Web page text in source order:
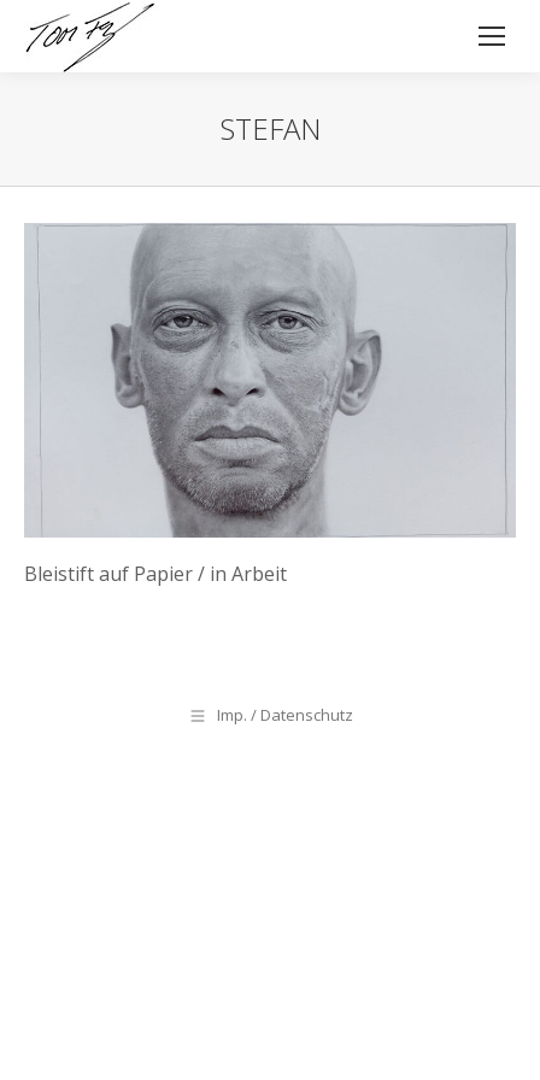
STEFAN
Bleistift auf Papier / in Arbeit
Imp. / Datenschutz